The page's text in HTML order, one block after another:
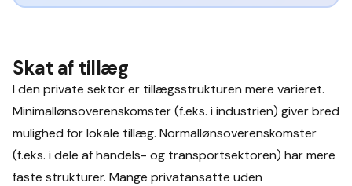
Skat af tillæg
I den private sektor er tillægsstrukturen mere varieret.
Minimallønsoverenskomster (f.eks. i industrien) giver bred
mulighed for lokale tillæg. Normallønsoverenskomster
(f.eks. i dele af handels- og transportsektoren) har mere
faste strukturer. Mange privatansatte uden